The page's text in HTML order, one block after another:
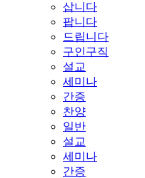
삽니다
팝니다
드립니다
구인구직
설교
세미나
간증
찬양
일반
설교
세미나
간증